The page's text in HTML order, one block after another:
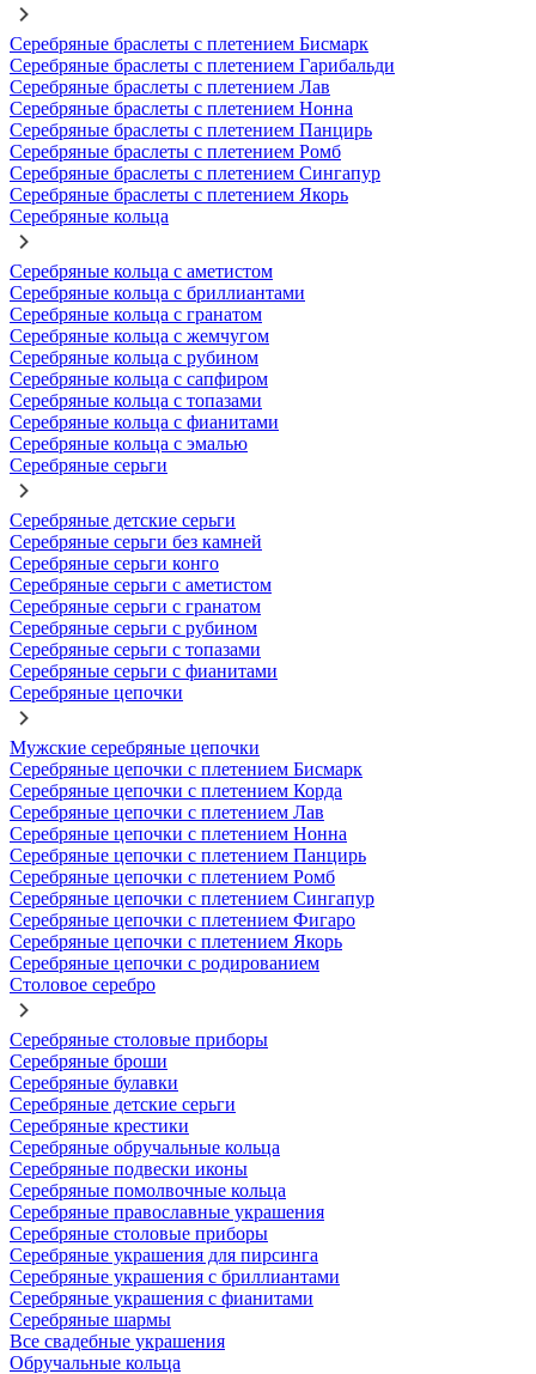
Серебряные браслеты с плетением Бисмарк
Серебряные браслеты с плетением Гарибальди
Серебряные браслеты с плетением Лав
Серебряные браслеты с плетением Нонна
Серебряные браслеты с плетением Панцирь
Серебряные браслеты с плетением Ромб
Серебряные браслеты с плетением Сингапур
Серебряные браслеты с плетением Якорь
Серебряные кольца
Серебряные кольца с аметистом
Серебряные кольца с бриллиантами
Серебряные кольца с гранатом
Серебряные кольца с жемчугом
Серебряные кольца с рубином
Серебряные кольца с сапфиром
Серебряные кольца с топазами
Серебряные кольца с фианитами
Серебряные кольца с эмалью
Серебряные серьги
Серебряные детские серьги
Серебряные серьги без камней
Серебряные серьги конго
Серебряные серьги с аметистом
Серебряные серьги с гранатом
Серебряные серьги с рубином
Серебряные серьги с топазами
Серебряные серьги с фианитами
Серебряные цепочки
Мужские серебряные цепочки
Серебряные цепочки с плетением Бисмарк
Серебряные цепочки с плетением Корда
Серебряные цепочки с плетением Лав
Серебряные цепочки с плетением Нонна
Серебряные цепочки с плетением Панцирь
Серебряные цепочки с плетением Ромб
Серебряные цепочки с плетением Сингапур
Серебряные цепочки с плетением Фигаро
Серебряные цепочки с плетением Якорь
Серебряные цепочки с родированием
Столовое серебро
Серебряные столовые приборы
Серебряные броши
Серебряные булавки
Серебряные детские серьги
Серебряные крестики
Серебряные обручальные кольца
Серебряные подвески иконы
Серебряные помолвочные кольца
Серебряные православные украшения
Серебряные столовые приборы
Серебряные украшения для пирсинга
Серебряные украшения с бриллиантами
Серебряные украшения с фианитами
Серебряные шармы
Все свадебные украшения
Обручальные кольца